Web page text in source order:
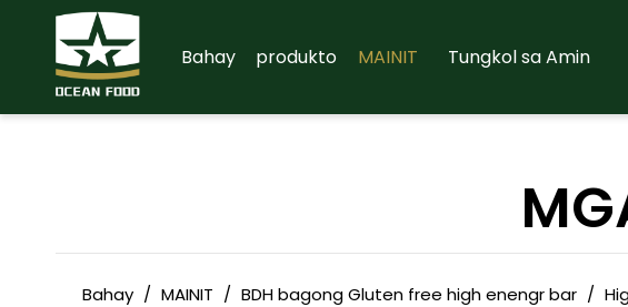
Bahay produkto MAINIT Tungkol sa Amin
Bahay / MAINIT / BDH bagong Gluten free high enengr bar /